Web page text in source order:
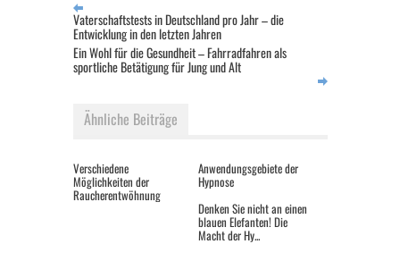
Vaterschaftstests in Deutschland pro Jahr – die
Entwicklung in den letzten Jahren
Ein Wohl für die Gesundheit – Fahrradfahren als
sportliche Betätigung für Jung und Alt
Ähnliche Beiträge
Verschiedene
Möglichkeiten der
Raucherentwöhnung
Anwendungsgebiete der
Hypnose
Denken Sie nicht an einen
blauen Elefanten! Die
Macht der Hy...